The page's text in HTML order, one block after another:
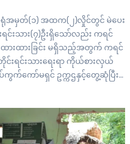
ရုံအမှတ်(၁) အထက(၂)လှိုင်တွင် မဲပေး
းသား(၇)ဦးရှိသော်လည်း ကရင်
းထားထားခြင်း မရှိသည့်အတွက် ကရင်
းရင်းသားရေးရာ ကိုယ်စားလှယ်
ပ်ကွက်ကော်မရှင် ဥက္ကဌနှင့်တွေ့ဆုံပြီး